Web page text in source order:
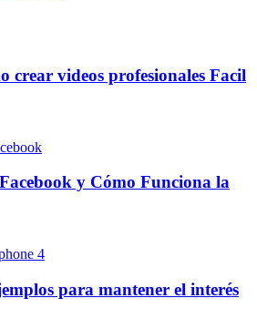
crear videos profesionales Facil
Facebook y Cómo Funciona la
para mantener el interés